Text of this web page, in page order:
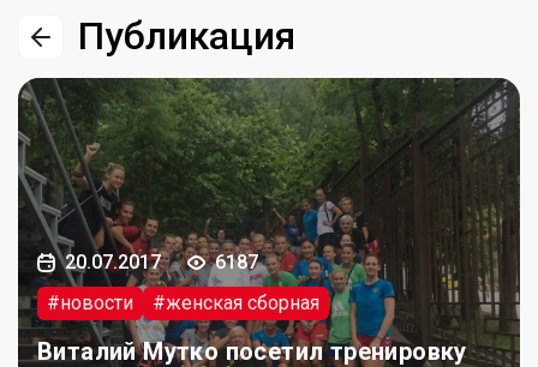
Публикация
20.07.2017
6187
#новости
#женская сборная
Виталий Мутко посетил тренировку